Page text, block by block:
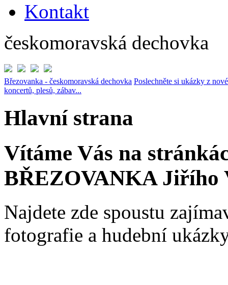
Kontakt
českomoravská dechovka
Březovanka - českomoravská dechovka Poslechněte si ukázky z
koncertů, plesů, zábav...
Hlavní strana
Vítáme Vás na
BŘEZOVANKA Jiřího
Najdete zde spoustu
fotografie a hudební